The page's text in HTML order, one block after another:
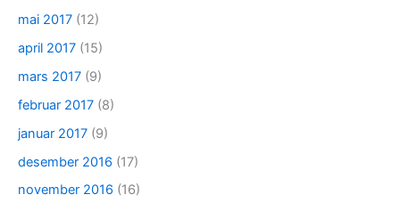
mai 2017 (12)
april 2017 (15)
mars 2017 (9)
februar 2017 (8)
januar 2017 (9)
desember 2016 (17)
november 2016 (16)